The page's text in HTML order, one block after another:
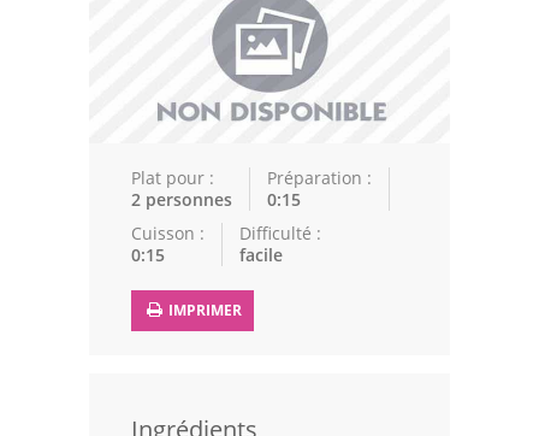
Recettes Marocaine
Couscous
Viandes
Poissons
Volailles
Pâtisseries Orientales
Plat pour :
2 personnes
Préparation :
0:15
Cuisson :
0:15
Difficulté :
facile
IMPRIMER
Ingrédients